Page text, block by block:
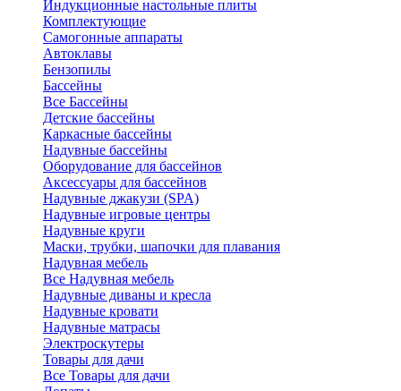
Индукционные настольные плиты
Комплектующие
Самогонные аппараты
Автоклавы
Бензопилы
Бассейны
Все Бассейны
Детские бассейны
Каркасные бассейны
Надувные бассейны
Оборудование для бассейнов
Аксессуары для бассейнов
Надувные джакузи (SPA)
Надувные игровые центры
Надувные круги
Маски, трубки, шапочки для плавания
Надувная мебель
Все Надувная мебель
Надувные диваны и кресла
Надувные кровати
Надувные матрасы
Электроскутеры
Товары для дачи
Все Товары для дачи